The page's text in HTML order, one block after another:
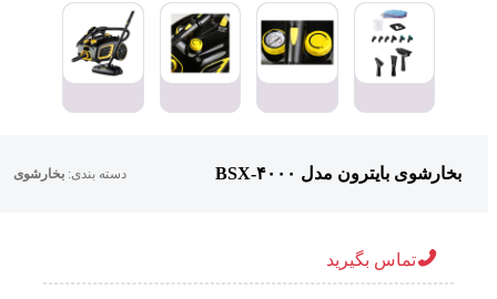
بخارشوی بایترون مدل BSX-۴۰۰۰ دسته بندی:بخارشوی
تماس بگیرید